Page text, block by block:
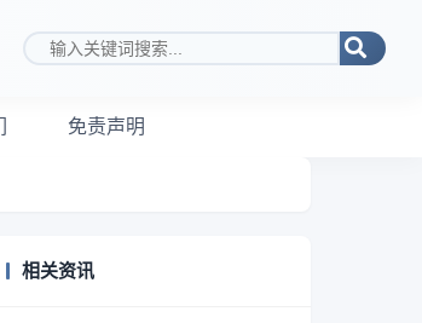
搜索关键词
免责声明
相关资讯